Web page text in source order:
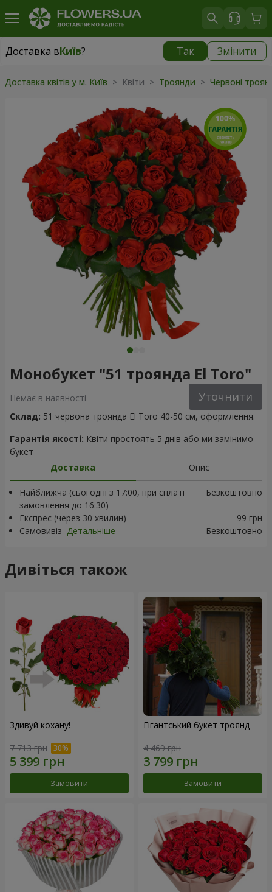
Доставка вКиїв? Так Змінити
Доставка вКиїв
Доставка квітів у м. Київ > Квіти > Троянди > Червоні
Монобукет "51 троянда El Toro"
Немає в наявності Уточнити
Склад: 51 червона троянда El Toro 40-50 см, оформлення.
Гарантія якості: Квіти простоять 5 днів або ми замінимо
букет
Доставка
Опис
Найближча (сьогодні з 17:00, при сплаті
замовлення до 16:30)
Безкоштовно
Експрес (через 30 хвилин)
99 грн
Самовивіз Детальніше Безкоштовно
Дивіться також
Здивуй кохану!
7 713 грн
Замовити
Гігантський букет троянд
4 469 грн
Замовити